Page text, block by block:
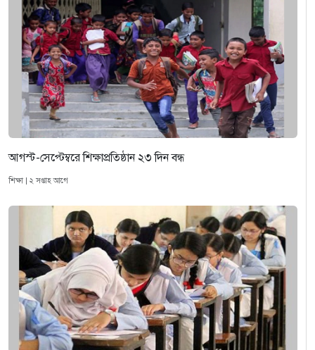
আগস্ট-সেপ্টেম্বরে শিক্ষাপ্রতিষ্ঠান ২৩ দিন বন্ধ
শিক্ষা | ২ সপ্তাহ আগে